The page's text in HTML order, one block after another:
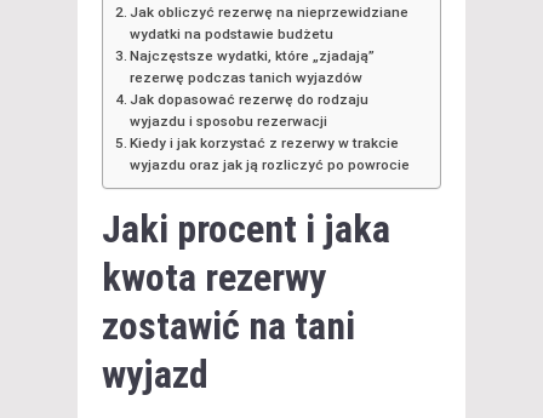
Jak obliczyć rezerwę na nieprzewidziane
wydatki na podstawie budżetu
Najczęstsze wydatki, które „zjadają”
rezerwę podczas tanich wyjazdów
Jak dopasować rezerwę do rodzaju
wyjazdu i sposobu rezerwacji
Kiedy i jak korzystać z rezerwy w trakcie
wyjazdu oraz jak ją rozliczyć po powrocie
Jaki procent i jaka
kwota rezerwy
zostawić na tani
wyjazd